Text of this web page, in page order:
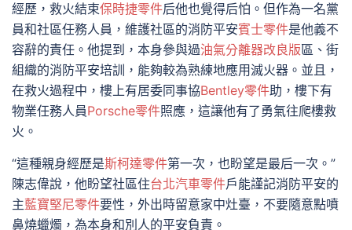
經歷，救火結束保時捷零件后他也覺得后怕。但作為一名黨
員和社區任務人員，維護社區的消防平安賓士零件是他義不
容辭的責任。他提到，本身參與過油氣分離器改良版區、街
組織的消防平安培訓，能夠較為熟練地應用滅火器。並且，
在救火過程中，樓上有居委同事協Bentley零件助，樓下有
物業任務人員Porsche零件照應，這讓他有了勇氣往爬樓救
火。
“這種親身經歷是斯柯達零件第一次，也盼望是最后一次。”
陳志偉說，他盼望社區住台北汽車零件戶能謹記消防平安的
主藍寶堅尼零件要性，外出時留意家中灶臺，不要隨意點噴
鼻燒蠟燭，為本身和別人的平安負責。